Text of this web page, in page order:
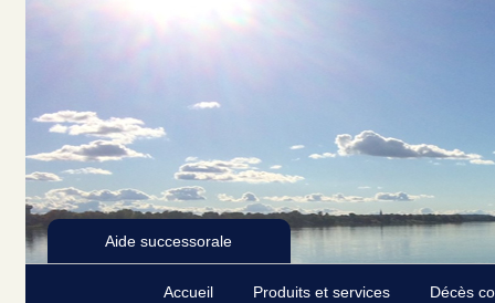
Aide successorale
Accueil Produits et services Décès